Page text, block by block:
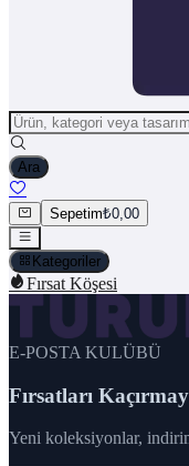
Ara
Sepetim₺0,00
Kategoriler
Fırsat Köşesi
E-POSTA KULÜBÜ
Fırsatları
Yeni koleksiyonlar,